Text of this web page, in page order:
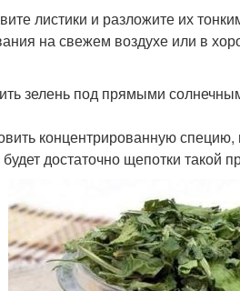
листики и разложите их
на свежем воздухе или в
зелень под прямыми
концентрированную
достаточно щепотки такой